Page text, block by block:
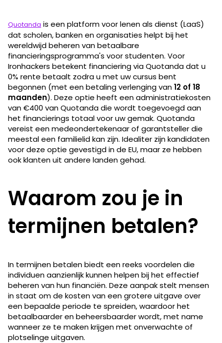
Quotanda is een platform voor lenen als dienst (LaaS)
dat scholen, banken en organisaties helpt bij het
wereldwijd beheren van betaalbare
financieringsprogramma's voor studenten. Voor
Ironhackers betekent financiering via Quotanda dat u
0% rente betaalt zodra u met uw cursus bent
begonnen (met een betaling verlenging van12 of 18
maanden). Deze optie heeft een administratiekosten
van €400 van Quotanda die wordt toegevoegd aan
het financierings totaal voor uw gemak. Quotanda
vereist een medeondertekenaar of garantsteller die
meestal een familielid kan zijn. Idealiter zijn kandidaten
voor deze optie gevestigd in de EU, maar ze hebben
ook klanten uit andere landen gehad.
Waarom zou je in
termijnen betalen?
In termijnen betalen biedt een reeks voordelen die
individuen aanzienlijk kunnen helpen bij het effectief
beheren van hun financiën. Deze aanpak stelt mensen
in staat om de kosten van een grotere uitgave over
een bepaalde periode te spreiden, waardoor het
betaalbaarder en beheersbaarder wordt, met name
wanneer ze te maken krijgen met onverwachte of
plotselinge uitgaven.